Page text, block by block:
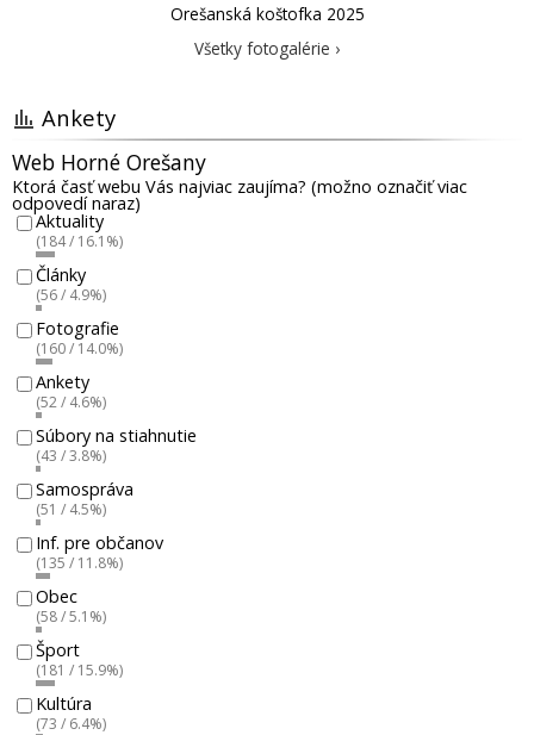
Orešanská koštofka 2025
Všetky fotogalérie ›
Ankety
Web Horné Orešany
Ktorá časť webu Vás najviac zaujíma? (možno označiť viac
odpovedí naraz)
Aktuality
(184 / 16.1%)
Články
(56 / 4.9%)
Fotografie
(160 / 14.0%)
Ankety
(52 / 4.6%)
Súbory na stiahnutie
(43 / 3.8%)
Samospráva
(51 / 4.5%)
Inf. pre občanov
(135 / 11.8%)
Obec
(58 / 5.1%)
Šport
(181 / 15.9%)
Kultúra
(73 / 6.4%)